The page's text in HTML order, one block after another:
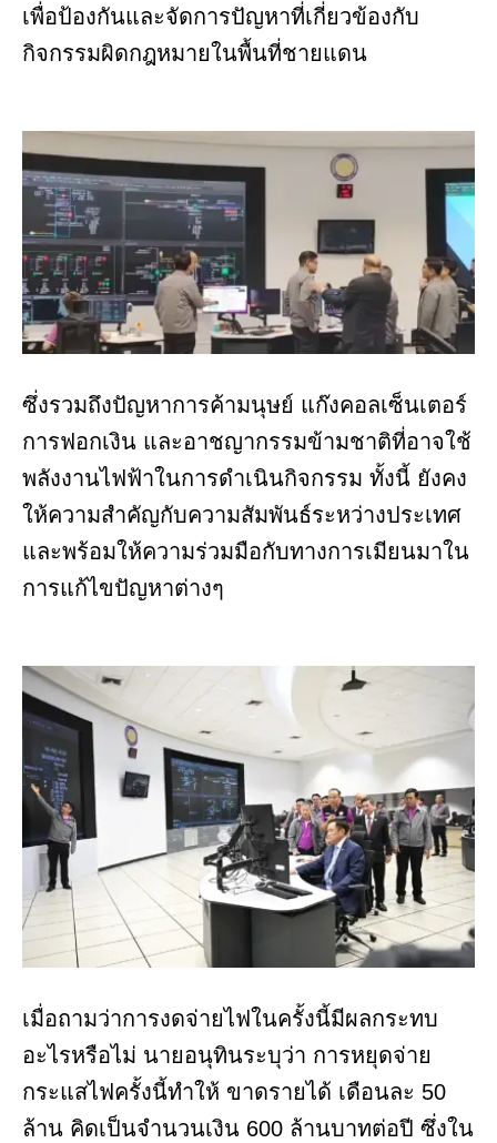
เพื่อป้องกันและจัดการปัญหาที่เกี่ยวข้องกับ
กิจกรรมผิดกฎหมายในพื้นที่ชายแดน
ซึ่งรวมถึงปัญหาการค้ามนุษย์ แก๊งคอลเซ็นเตอร์
การฟอกเงิน และอาชญากรรมข้ามชาติที่อาจใช้
พลังงานไฟฟ้าในการดำเนินกิจกรรม ทั้งนี้ ยังคง
ให้ความสำคัญกับความสัมพันธ์ระหว่างประเทศ
และพร้อมให้ความร่วมมือกับทางการเมียนมาใน
การแก้ไขปัญหาต่างๆ
เมื่อถามว่าการงดจ่ายไฟในครั้งนี้มีผลกระทบ
อะไรหรือไม่ นายอนุทินระบุว่า การหยุดจ่าย
กระแสไฟครั้งนี้ทำให้ ขาดรายได้ เดือนละ 50
ล้าน คิดเป็นจำนวนเงิน 600 ล้านบาทต่อปี ซึ่งใน